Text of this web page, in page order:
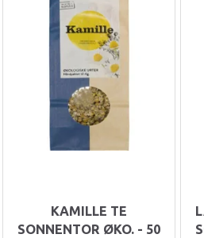
KAMILLE TE
SONNENTOR ØKO. - 50